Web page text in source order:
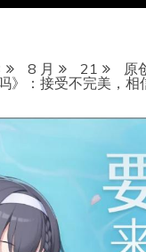
8 月 21
原
吗》：接受不完美，